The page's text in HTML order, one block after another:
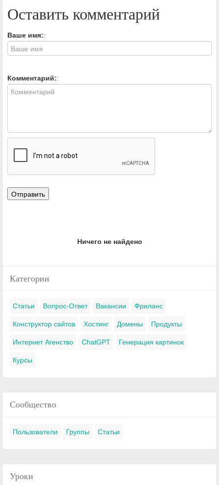
Оставить комментарий
Ваше имя::
Комментарий::
Ничего не найдено
Категории
Статьи Вопрос-Ответ Вакансии Фриланс
Конструктор сайтов Хостинг Домены Продукты
Интернет Агенство ChatGPT Генерация картинок
Курсы
Сообщество
Пользователи Группы Статьи
Уроки